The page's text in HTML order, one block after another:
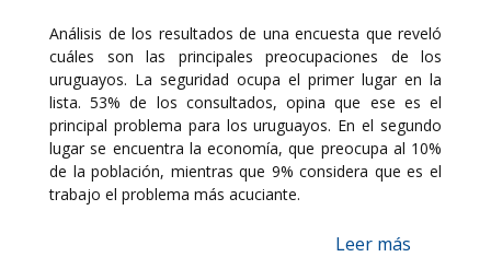
Análisis de los resultados de una encuesta que reveló
cuáles son las principales preocupaciones de los
uruguayos. La seguridad ocupa el primer lugar en la
lista. 53% de los consultados, opina que ese es el
principal problema para los uruguayos. En el segundo
lugar se encuentra la economía, que preocupa al 10%
de la población, mientras que 9% considera que es el
trabajo el problema más acuciante.
Leer más